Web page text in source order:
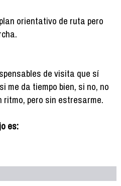
orientativo de ruta pero
de visita que sí
me da tiempo bien, si no, no
pero sin estresarme.
es: